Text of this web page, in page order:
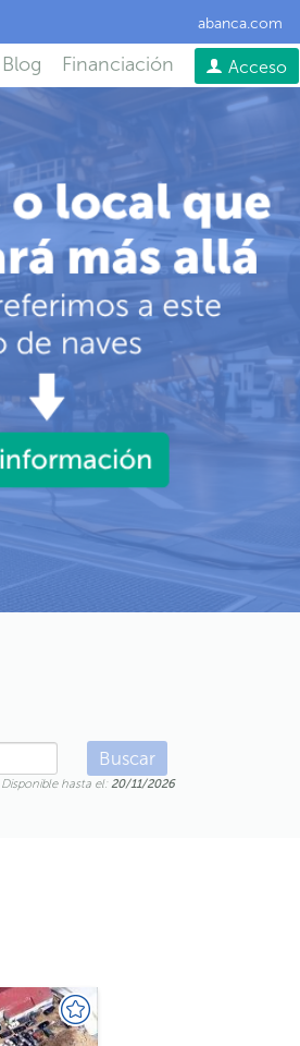
abanca.com
Blog Financiación Acceso
Buscar
Disponible hasta el:20/11/2026